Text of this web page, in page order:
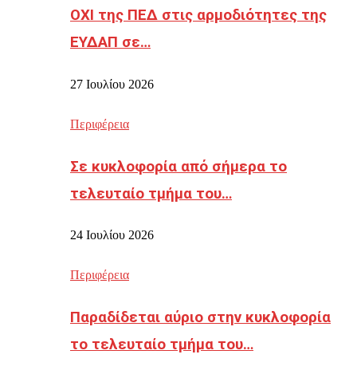
ΟΧΙ της ΠΕΔ στις αρμοδιότητες της
ΕΥΔΑΠ σε…
27 Ιουλίου 2026
Περιφέρεια
Σε κυκλοφορία από σήμερα το
τελευταίο τμήμα του…
24 Ιουλίου 2026
Περιφέρεια
Παραδίδεται αύριο στην κυκλοφορία
το τελευταίο τμήμα του…